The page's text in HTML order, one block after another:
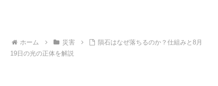
ホーム 災害
隕石はなぜ落ちるのか？仕組みと8月
19日の光の正体を解説